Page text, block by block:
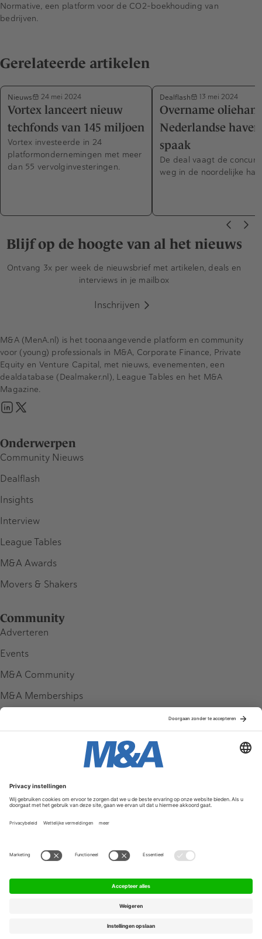
Normative, een platform voor de CO2-boekhouding van
bedrijven.
Gerelateerde artikelen
Nieuws 24 mei 2024
Vortex lanceert nieuw
techfonds van 145 miljoen
Vortex investeerde in 24
platformondernemingen met meer
dan 55 vervolginvesteringen.
Dealflash 13 mei 2024
Overname
Nederlandse
spaak
De deal vaagt de
weg in de noordelijke
Blijf op de hoogte van al het nieuws
Ontvang 3x per week de nieuwsbrief met artikelen, deals en
interviews in je mailbox
Inschrijven
Onderwerpen
Community Nieuws
Dealflash
Insights
Interview
League Tables
M&A Awards
Movers & Shakers
Community
Adverteren
Events
M&A Community
M&A Memberships
Service & Contact
Contact
FAQ
Werken bij ons
Algemene Voorwaarden
M&A (MenA.nl) is het toonaangevende platform en community
voor (young) professionals in M&A, Corporate Finance, Private
Equity en Venture Capital, met nieuws, evenementen, een
dealdatabase (Dealmaker.nl), League Tables en het M&A
Magazine.